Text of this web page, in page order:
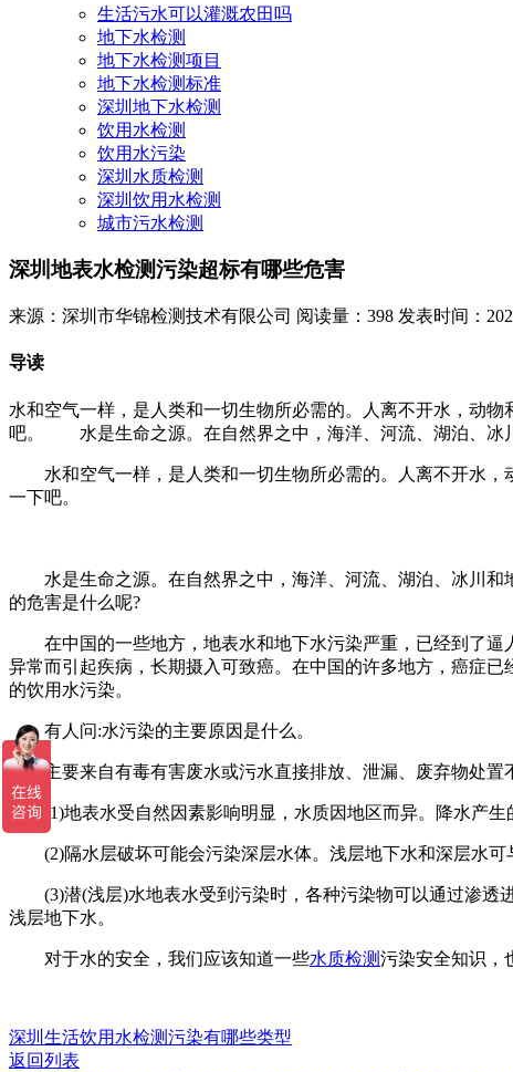
生活污水可以灌溉农田吗
地下水检测
地下水检测项目
地下水检测标准
深圳地下水检测
饮用水检测
饮用水污染
深圳水质检测
深圳饮用水检测
城市污水检测
深圳地表水检测污染超标有哪些危害
来源：深圳市华锦检测技术有限公司 阅读量：398 发表时间：
导读
水和空气一样，是人类和一切生物所必需的。人离不开水，动
吧。 水是生命之源。在自然界之中，海洋、河流、湖泊、冰
水和空气一样，是人类和一切生物所必需的。人离不开水，
一下吧。
水是生命之源。在自然界之中，海洋、河流、湖泊、冰川和
的危害是什么呢?
在中国的一些地方，地表水和地下水污染严重，已经到了逼
异常而引起疾病，长期摄入可致癌。在中国的许多地方，癌症
的饮用水污染。
有人问:水污染的主要原因是什么。
主要来自有毒有害废水或污水直接排放、泄漏、废弃物处置不
(1)地表水受自然因素影响明显，水质因地区而异。降水产生
(2)隔水层破坏可能会污染深层水体。浅层地下水和深层水可
(3)潜(浅层)水地表水受到污染时，各种污染物可以通过渗透
浅层地下水。
对于水的安全，我们应该知道一些水质检测污染安全知识，
深圳生活饮用水检测污染有哪些类型
返回列表